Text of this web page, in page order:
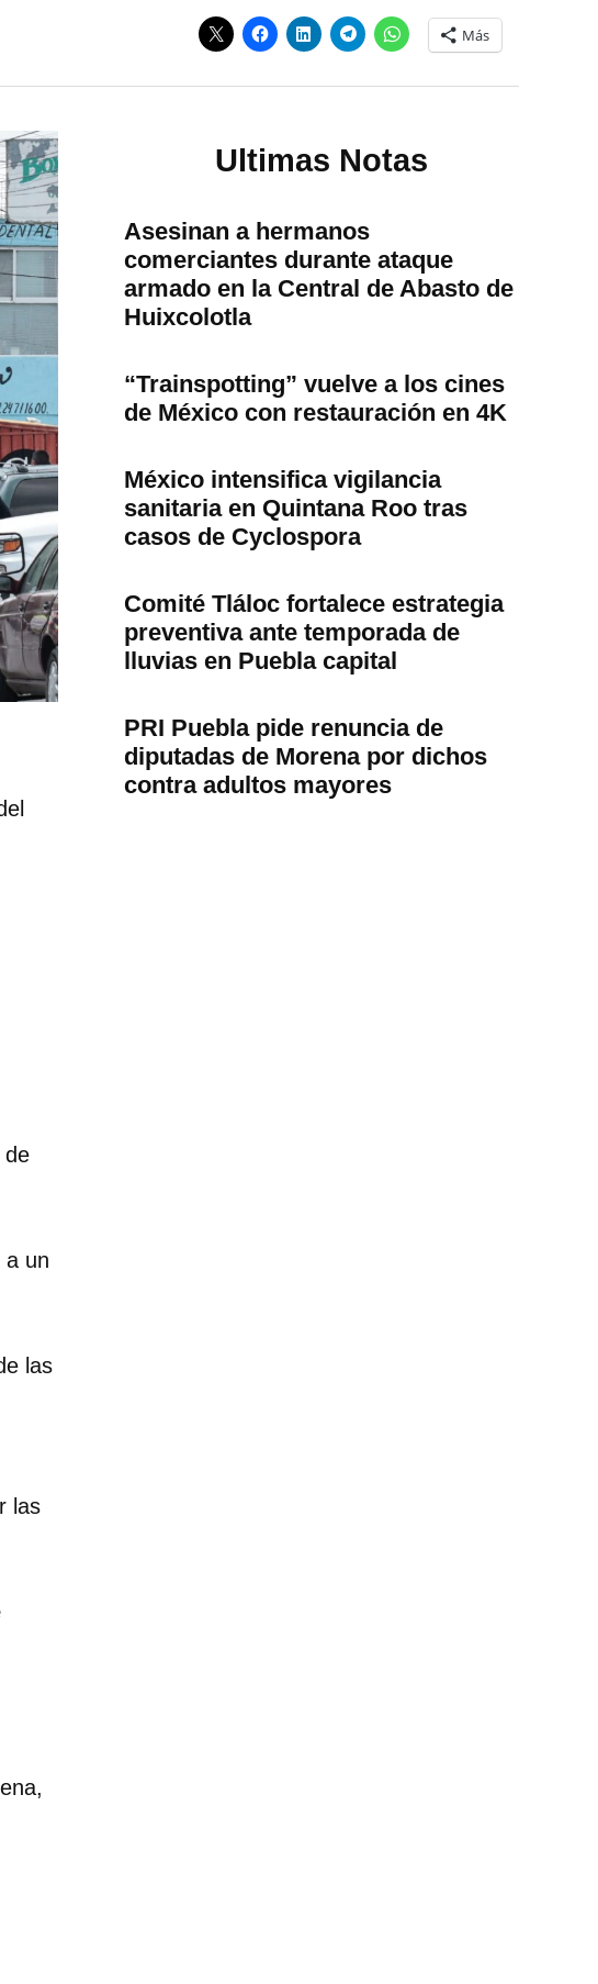
Más
de
a un
las
las
Ultimas Notas
Asesinan a hermanos
comerciantes durante ataque
armado en la Central de Abasto de
Huixcolotla
“Trainspotting” vuelve a los cines
de México con restauración en 4K
México intensifica vigilancia
sanitaria en Quintana Roo tras
casos de Cyclospora
Comité Tláloc fortalece estrategia
preventiva ante temporada de
lluvias en Puebla capital
PRI Puebla pide renuncia de
diputadas de Morena por dichos
contra adultos mayores